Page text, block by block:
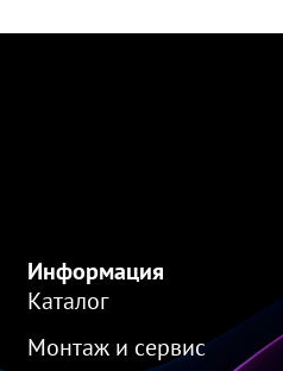
Информация
Каталог
Монтаж и сервис